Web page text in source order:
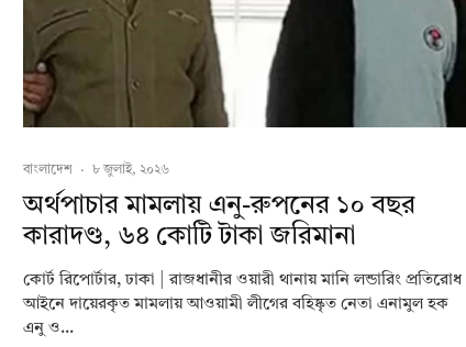
বাংলাদেশ · ৮ জুলাই, ২০২৬
অর্থপাচার মামলায় এনু-রুপনের ১০ বছর
কারাদণ্ড, ৬৪ কোটি টাকা জরিমানা
কোর্ট রিপোর্টার, ঢাকা | রাজধানীর ওয়ারী থানায় মানি লন্ডারিং প্রতিরোধ
আইনে দায়েরকৃত মামলায় আওয়ামী লীগের বহিষ্কৃত নেতা এনামুল হক
এনু ও...